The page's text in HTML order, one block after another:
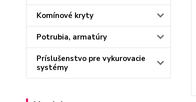
Komínové kryty
Potrubia, armatúry
Príslušenstvo pre vykurovacie
systémy